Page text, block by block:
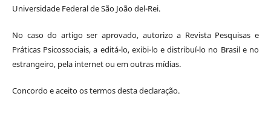
Universidade Federal de São João del-Rei.
No caso do artigo ser aprovado, autorizo a Revista Pesquisas e
Práticas Psicossociais, a editá-lo, exibi-lo e distribuí-lo no Brasil e no
estrangeiro, pela internet ou em outras mídias.
Concordo e aceito os termos desta declaração.